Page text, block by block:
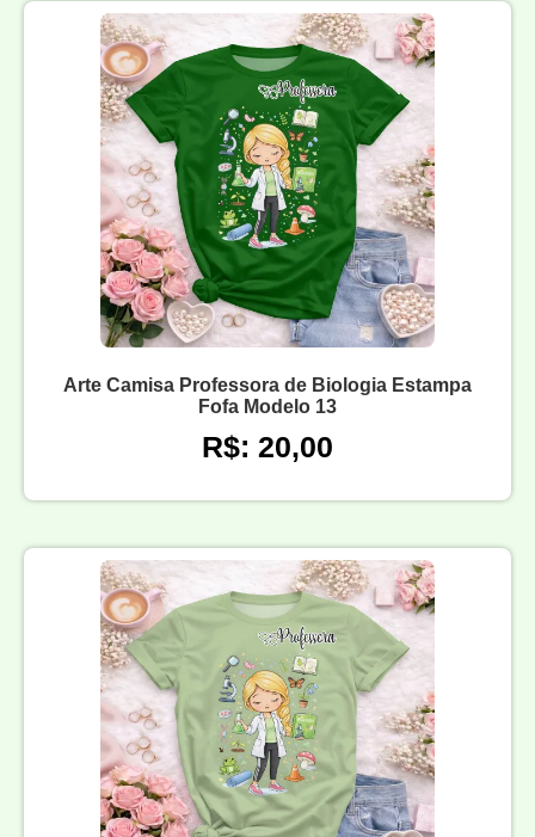
Arte Camisa Professora de Biologia Estampa
Fofa Modelo 13
R$: 20,00